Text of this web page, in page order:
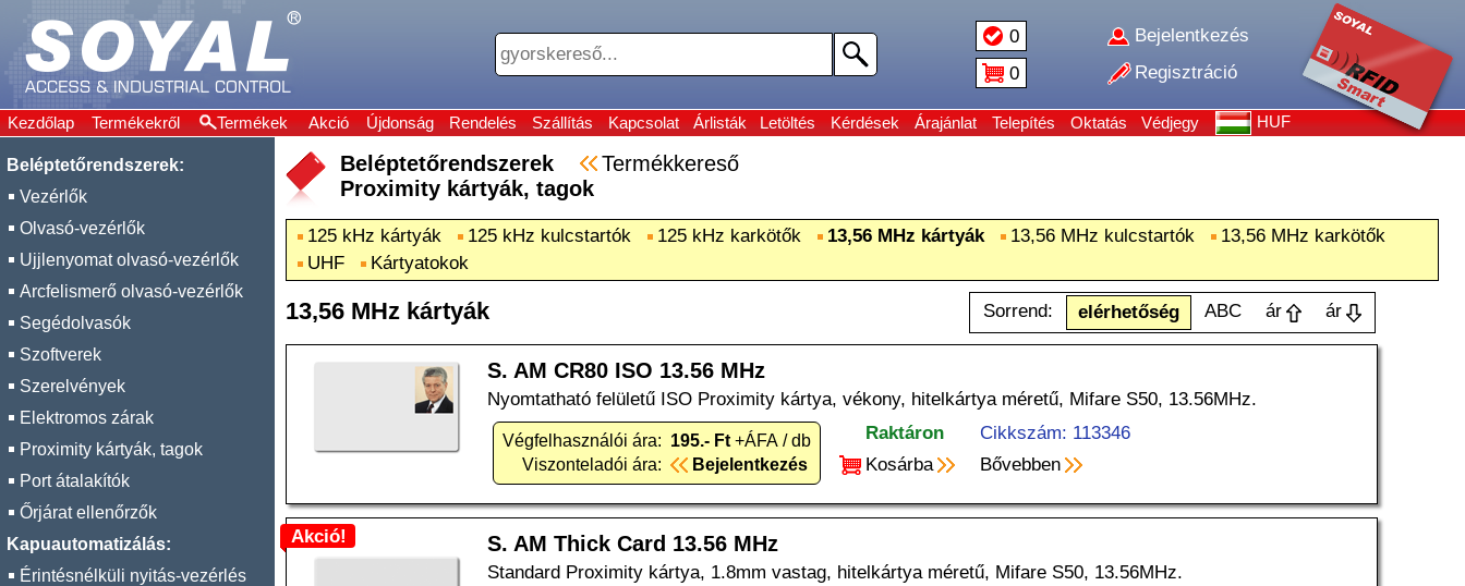
0
0
Bejelentkezés
Regisztráció
Kezdőlap Termékekről Termékek Akció Újdonság Rendelés Szállítás Kapcsolat Árlisták Letöltés Kérdések Árajánlat Telepítés Oktatás Védjegy HUF
Beléptetőrendszerek:
Vezérlők
Olvasó-vezérlők
Ujjlenyomat olvasó-vezérlők
Arcfelismerő olvasó-vezérlők
Segédolvasók
Szoftverek
Szerelvények
Elektromos zárak
Proximity kártyák, tagok
Port átalakítók
Őrjárat ellenőrzők
Kapuautomatizálás:
Érintésnélküli nyitás-vezérlés
Beléptetőrendszerek
Termékkereső
Proximity kártyák, tagok
125 kHz kártyák 125 kHz kulcstartók 125 kHz karkötők 13,56 MHz kártyák 13,56 MHz kulcstartók
13,56 MHz karkötők
UHF
Kártyatokok
13,56 MHz kártyák Sorrend: elérhetőség ABC ár ár
S. AM CR80 ISO 13.56 MHz
Nyomtatható felületű ISO Proximity kártya, vékony, hitelkártya méretű, Mifare S50, 13.56MHz.
Végfelhasználói ára: 195.- Ft +ÁFA / db
Viszonteladói ára:
Bejelentkezés
Raktáron
Cikkszám: 113346
Kosárba
Bővebben
Akció! S. AM Thick Card 13.56 MHz
Standard Proximity kártya, 1.8mm vastag, hitelkártya méretű, Mifare S50, 13.56MHz.